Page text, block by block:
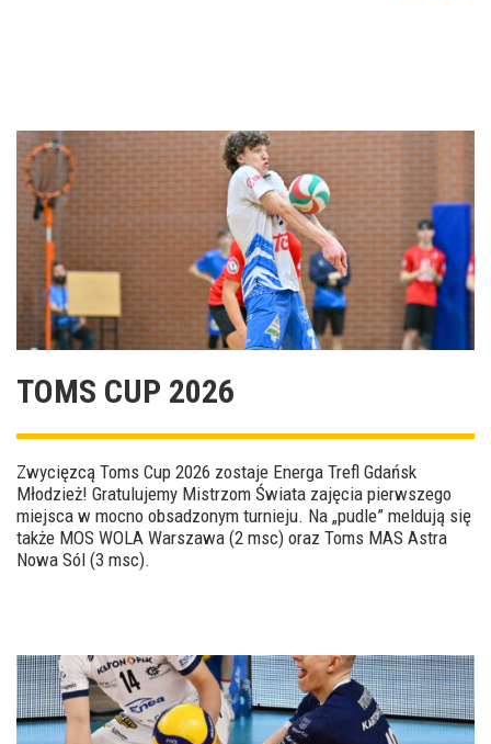
TOMS CUP 2026
Zwycięzcą Toms Cup 2026 zostaje Energa Trefl Gdańsk
Młodzież! Gratulujemy Mistrzom Świata zajęcia pierwszego
miejsca w mocno obsadzonym turnieju. Na „pudle” meldują się
także MOS WOLA Warszawa (2 msc) oraz Toms MAS Astra
Nowa Sól (3 msc).